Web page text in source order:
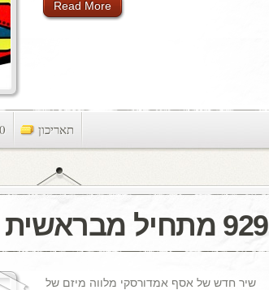
Read More
0 comments תאריכון
929 מתחיל מבראשית
שיר חדש של אסף אמדורסקי מלווה מיזם של